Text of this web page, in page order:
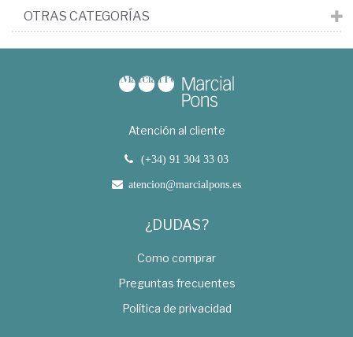
OTRAS CATEGORÍAS
Atención al cliente
(+34) 91 304 33 03
atencion@marcialpons.es
¿DUDAS?
Como comprar
Preguntas frecuentes
Política de privacidad